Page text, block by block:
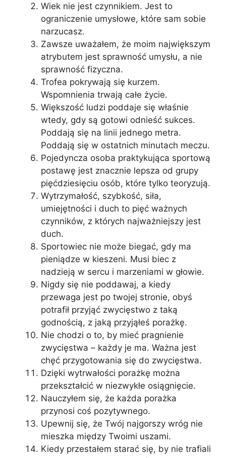
Wiek nie jest czynnikiem. Jest to
ograniczenie umysłowe, które sam sobie
narzucasz.
Zawsze uważałem, że moim największym
atrybutem jest sprawność umysłu, a nie
sprawność fizyczna.
Trofea pokrywają się kurzem.
Wspomnienia trwają całe życie.
Większość ludzi poddaje się właśnie
wtedy, gdy są gotowi odnieść sukces.
Poddają się na linii jednego metra.
Poddają się w ostatnich minutach meczu.
Pojedyncza osoba praktykująca sportową
postawę jest znacznie lepsza od grupy
pięćdziesięciu osób, które tylko teoryzują.
Wytrzymałość, szybkość, siła,
umiejętności i duch to pięć ważnych
czynników, z których najważniejszy jest
duch.
Sportowiec nie może biegać, gdy ma
pieniądze w kieszeni. Musi biec z
nadzieją w sercu i marzeniami w głowie.
Nigdy się nie poddawaj, a kiedy
przewaga jest po twojej stronie, obyś
potrafił przyjąć zwycięstwo z taką
godnością, z jaką przyjąłeś porażkę.
Nie chodzi o to, by mieć pragnienie
zwycięstwa – każdy je ma. Ważna jest
chęć przygotowania się do zwycięstwa.
Dzięki wytrwałości porażkę można
przekształcić w niezwykłe osiągnięcie.
Nauczyłem się, że każda porażka
przynosi coś pozytywnego.
Upewnij się, że Twój najgorszy wróg nie
mieszka między Twoimi uszami.
Kiedy przestałem starać się, by nie trafiali